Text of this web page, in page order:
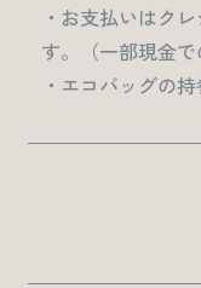
・お支払いはク
す。（一部現金で
・エコバッグの